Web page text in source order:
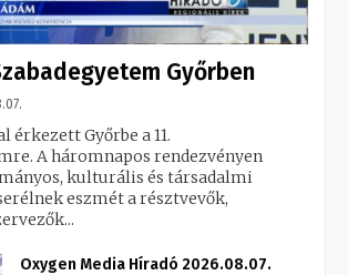
Győrben
érkezett Győrbe a 11.
A háromnapos rendezvényen
kulturális és társadalmi
eszmét a résztvevők,
Oxygen Media Híradó 2026.08.07.